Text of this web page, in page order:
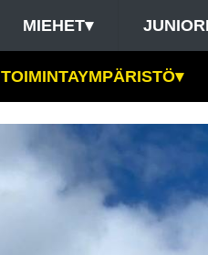
MIEHET▾
TOIMINTAYMPÄRISTÖ▾